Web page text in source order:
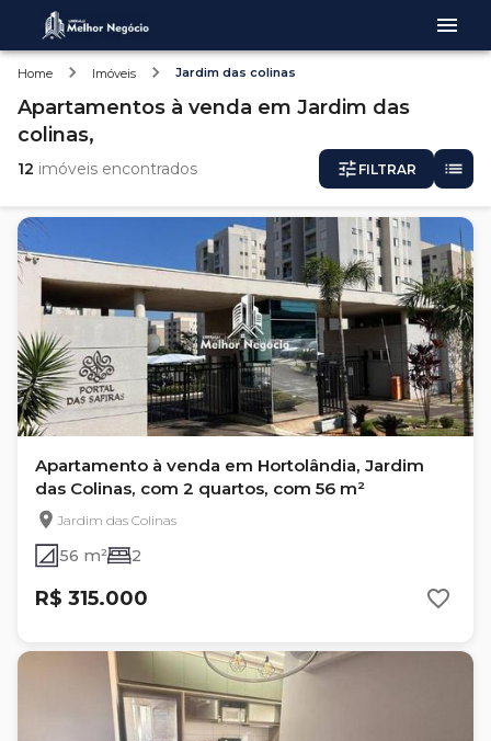
Home Imóveis Jardim das colinas
Apartamentos à venda em Jardim das
colinas,
12 imóveis encontrados FILTRAR
Apartamento à venda em Hortolândia, Jardim
das Colinas, com 2 quartos, com 56 m²
Jardim das Colinas
56 m² 2
R$ 315.000